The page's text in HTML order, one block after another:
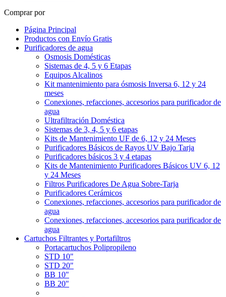
Comprar por
Página Principal
Productos con Envío Gratis
Purificadores de agua
Osmosis Domésticas
Sistemas de 4, 5 y 6 Etapas
Equipos Alcalinos
Kit mantenimiento para ósmosis Inversa 6, 12 y 24
meses
Conexiones, refacciones, accesorios para purificador de
agua
Ultrafiltración Doméstica
Sistemas de 3, 4, 5 y 6 etapas
Kits de Mantenimiento UF de 6, 12 y 24 Meses
Purificadores Básicos de Rayos UV Bajo Tarja
Purificadores básicos 3 y 4 etapas
Kits de Mantenimiento Purificadores Básicos UV 6, 12
y 24 Meses
Filtros Purificadores De Agua Sobre-Tarja
Purificadores Cerámicos
Conexiones, refacciones, accesorios para purificador de
agua
Conexiones, refacciones, accesorios para purificador de
agua
Cartuchos Filtrantes y Portafiltros
Portacartuchos Polipropileno
STD 10"
STD 20"
BB 10"
BB 20"